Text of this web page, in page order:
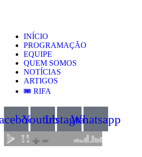
INÍCIO
PROGRAMAÇÃO
EQUIPE
QUEM SOMOS
NOTÍCIAS
ARTIGOS
🎟️ RIFA
YoutubeInstagramWhatsapp